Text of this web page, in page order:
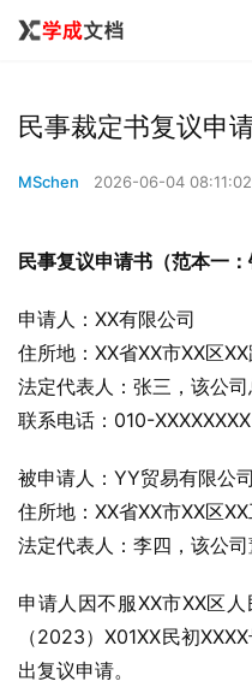
民事裁定书复议申
MSchen 2026-06-04 08:11:02
民事复议申请书（范本一：
申请人：XX有限公司
住所地：XX省XX市XX区
法定代表人：张三，该公司
联系电话：010-XXXXXXXX
被申请人：YY贸易有限公司
住所地：XX省XX市XX区
法定代表人：李四，该公司
申请人因不服XX市XX区
（2023）X01XX民初
出复议申请。